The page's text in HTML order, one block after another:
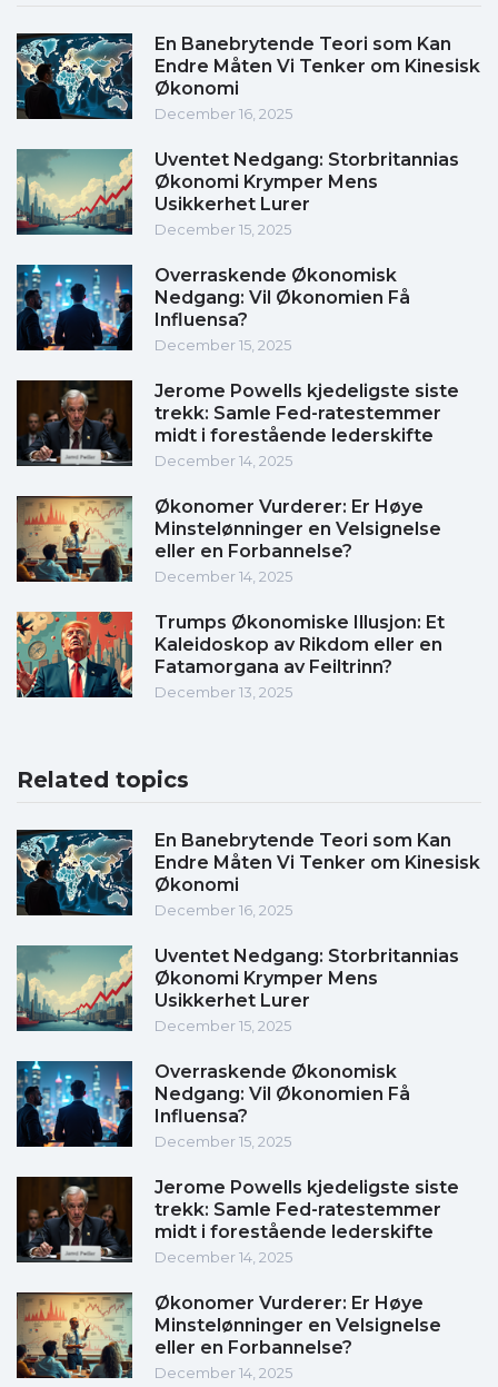
En Banebrytende Teori som Kan
Endre Måten Vi Tenker om Kinesisk
Økonomi
December 16, 2025
Uventet Nedgang: Storbritannias
Økonomi Krymper Mens
Usikkerhet Lurer
December 15, 2025
Overraskende Økonomisk
Nedgang: Vil Økonomien Få
Influensa?
December 15, 2025
Jerome Powells kjedeligste siste
trekk: Samle Fed-ratestemmer
midt i forestående lederskifte
December 14, 2025
Økonomer Vurderer: Er Høye
Minstelønninger en Velsignelse
eller en Forbannelse?
December 14, 2025
Trumps Økonomiske Illusjon: Et
Kaleidoskop av Rikdom eller en
Fatamorgana av Feiltrinn?
December 13, 2025
Related topics
En Banebrytende Teori som Kan
Endre Måten Vi Tenker om Kinesisk
Økonomi
December 16, 2025
Uventet Nedgang: Storbritannias
Økonomi Krymper Mens
Usikkerhet Lurer
December 15, 2025
Overraskende Økonomisk
Nedgang: Vil Økonomien Få
Influensa?
December 15, 2025
Jerome Powells kjedeligste siste
trekk: Samle Fed-ratestemmer
midt i forestående lederskifte
December 14, 2025
Økonomer Vurderer: Er Høye
Minstelønninger en Velsignelse
eller en Forbannelse?
December 14, 2025